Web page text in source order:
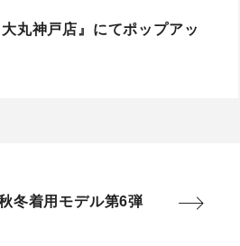
丸神戸店』にてポップアッ
冬着用モデル第6弾